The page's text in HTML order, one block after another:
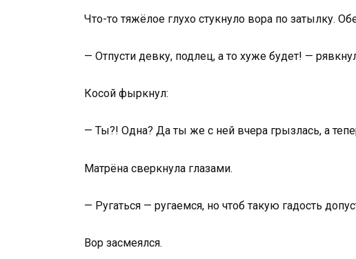
Что-то тяжёлое глухо стукнуло вора по затылку.
— Отпусти девку, подлец, а то хуже будет! —
Косой фыркнул:
— Ты?! Одна? Да ты же с ней вчера грызлась, а
Матрёна сверкнула глазами.
— Ругаться — ругаемся, но чтоб такую гадость
Вор засмеялся.